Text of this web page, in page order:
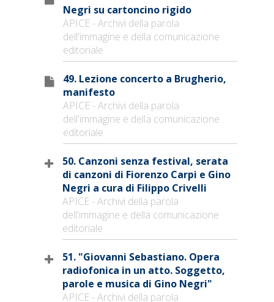
Negri su cartoncino rigido
APICE - Archivi della parola
dell'immagine e della comunicazione
editoriale
49. Lezione concerto a Brugherio,
manifesto
APICE - Archivi della parola
dell'immagine e della comunicazione
editoriale
50. Canzoni senza festival, serata
di canzoni di Fiorenzo Carpi e Gino
Negri a cura di Filippo Crivelli
APICE - Archivi della parola
dell'immagine e della comunicazione
editoriale
51. "Giovanni Sebastiano. Opera
radiofonica in un atto. Soggetto,
parole e musica di Gino Negri"
APICE - Archivi della parola